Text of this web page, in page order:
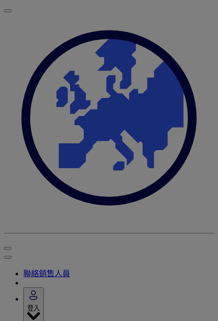
聯絡銷售人員
登入